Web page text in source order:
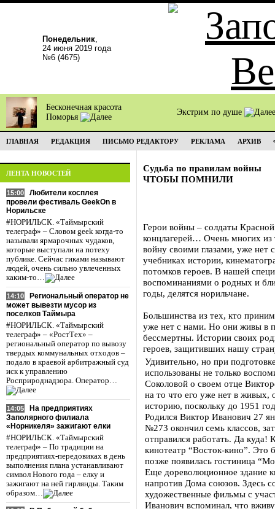
Понедельник,
24 июня 2019 года
№6 (4675)
Бесконечная красота
Поморья
Экстрим по душе
ГЛАВНАЯ РЕДАКЦИЯ ПИСЬМО РЕДАКТОРУ РЕКЛАМА АРХИВ
ЛЕНТА НОВОСТЕЙ
15:00
Любители косплея
провели фестиваль GeekOn в
Норильске
#НОРИЛЬСК. «Таймырский
телеграф» – Словом geek когда-то
называли ярмарочных чудаков,
которые выступали на потеху
публике. Сейчас гиками называют
людей, очень сильно увлеченных
каким-то…
14:10
Региональный оператор не
может вывезти мусор из
поселков Таймыра
#НОРИЛЬСК. «Таймырский
телеграф» – «РостТех» –
региональный оператор по вывозу
твердых коммунальных отходов –
подало в краевой арбитражный суд
иск к управлению
Росприроднадзора. Оператор…
14:05
На предприятиях
Заполярного филиала
«Норникеля» зажигают елки
#НОРИЛЬСК. «Таймырский
телеграф» – По традиции на
предприятиях-передовиках в день
выполнения плана устанавливают
символ Нового года – елку и
зажигают на ней гирлянды. Таким
образом…
Судьба по правилам войны
ЧТОБЫ ПОМНИЛИ
Герои войны – солдаты
концлагерей… Очень многих
войну своими глазами, уже
учебниках истории,
потомков героев. В нашей
воспоминаниями о родных и
годы, делятся норильчане.
Большинства из тех, кто
уже нет с нами. Но они живы в
бессмертны. Истории своих
героев, защитивших нашу
Удивительно, но при
использованы не только
Соколовой о своем отце
на то что его уже нет в живых,
историю, поскольку до 1951
Родился Виктор Иванович 27
№273 окончил семь классов,
отправился работать. Да
кинотеатр “Восток-кино”. Это
позже появилась гостиница
Еще дореволюционное здание
напротив Дома союзов. Здесь
художественные фильмы с
Иванович вспоминал, что